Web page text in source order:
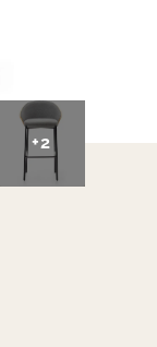
+2